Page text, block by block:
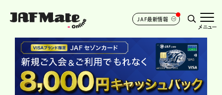
JAF最新情報
メニュー